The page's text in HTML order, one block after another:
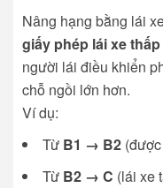
Nâng hạng bằng lái
giấy phép lái xe
người lái điều khiển
chỗ ngồi lớn hơn.
Ví dụ:
Từ B1 → B2
Từ B2 → C (lái xe